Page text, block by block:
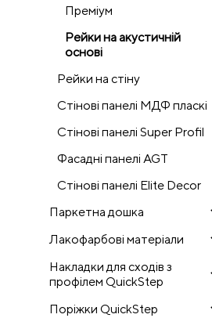
Преміум
Рейки на акустичній
основі
Рейки на стіну
Стінові панелі МДФ пласкі
Стінові панелі Super Profil
Фасадні панелі AGT
Стінові панелі Elite Decor
Паркетна дошка
Лакофарбові матеріали
Накладки для сходів з
профілем QuickStep
Поріжки QuickStep